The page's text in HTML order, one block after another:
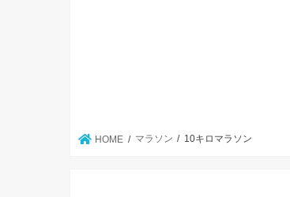
HOME マラソン 10キロマラソン